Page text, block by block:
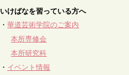
いけばなを習っている方へ
・華道芸術学院のご案内
本所専修会
本所研究科
・ イベント情報